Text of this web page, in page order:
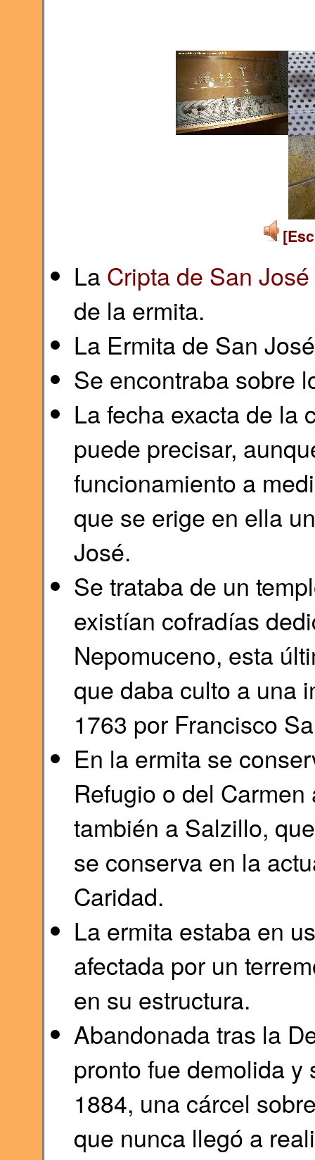
La Cripta de San José
de la ermita.
La Ermita de San
Se encontraba sobre
La fecha exacta de la
puede precisar,
funcionamiento a
que se erige en ella
José.
Se trataba de un
existían cofradías
Nepomuceno, esta
que daba culto a una
1763 por Francisco
En la ermita se
Refugio o del
también a Salzillo,
se conserva en la
Caridad.
La ermita estaba en
afectada por un
en su estructura.
Abandonada tras la
pronto fue demolida y
1884, una cárcel
que nunca llegó a